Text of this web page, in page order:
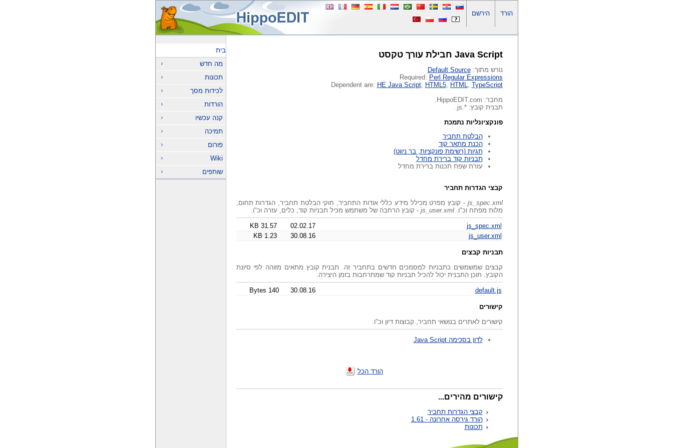
הירשם הורד
בית
מה חדש
תכונות
לכידות מסך
הורדות
קנה עכשיו
תמיכה
פורום
Wiki
שותפים
Java Script חבילת עורך טקסט
נורש מתוך:Default Source
Required: Perl Regular Expressions
Dependent are: HE Java Script, HTML5, HTML, TypeScript
מחבר: HippoEDIT.com.
תבנית קובץ: *.js.
פונקציונליות נתמכת
הבלטת תחביר
הכנת מתאר קוד
תגיות (רשימת פונקציות, בר ניווט)
תבניות קוד ברירת מחדל
עזרת שפת תכנות ברירת מחדל
קבצי הגדרות תחביר
js_spec.xml - קובץ מפרט מכילל מידע כללי אודות התחביר, חוקי הבלטת תחביר, הגדרות תחום,
מלות מפתח וכ"ו.js_user.xml - קובץ הרחבה של משתמש מכיל תבניות קוד, כלים, עזרה וכ"ו.
js_spec.xml
02.02.17
31.57 KB
js_user.xml
30.08.16
1.23 KB
תבניות קבצים
קבצים שמשמשים כתבניות למסמכים חדשים בתחביר זה. תבנית קובץ מתאים מזוהה לפי סיונת
הקובץ. תוכן התבנית יכול להכיל תבניות קוד שמתרחבות בזמן היצירה.
default.js
30.08.16
140 Bytes
קישורים
קישורים לאתרים בנושאי תחביר, קבוצות דיון וכ"ו.
לדון בסכימה Java Script
הורד הכל
קישורים מהירים...
קבצי הגדרות תחביר
הורד גירסה אחרונה - 1.61
תכונות